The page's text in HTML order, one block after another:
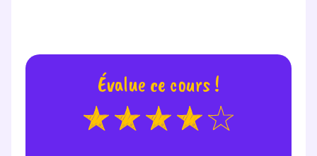
Évalue ce cours !
TESTER GRATUITEMENT
* Votre code d'accès sera envoyé à cette adresse e-mail. En